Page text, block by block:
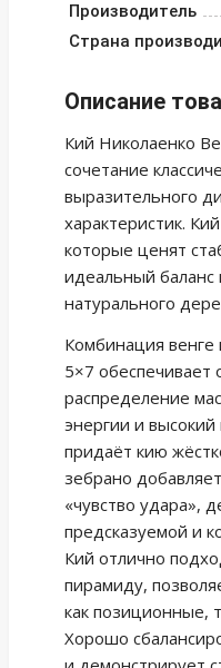
Производитель
Страна
Описание
Кий Николаенко
сочетание
выразительного
характеристик.
которые ценят
идеальный баланс
натурального
Комбинация венге
5×7 обеспечивает
распределение
энергии и высокий
придаёт кию
зебрано
«чувство удара»,
предсказуемой и
Кий отлично
пирамиду,
как позиционные,
Хорошо